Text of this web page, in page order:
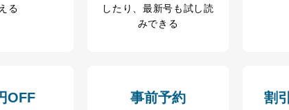
ムに関するご相談及び苦情については以下までご連絡ください
る
したり、最新号も試し読
みできる
OFF 事前予約 割